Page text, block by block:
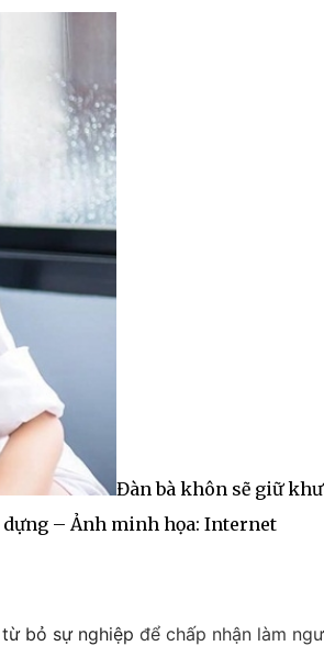
Đàn bà khôn sẽ giữ khư
– Ảnh minh họa: Internet
từ bỏ sự nghiệp để chấp nhận làm